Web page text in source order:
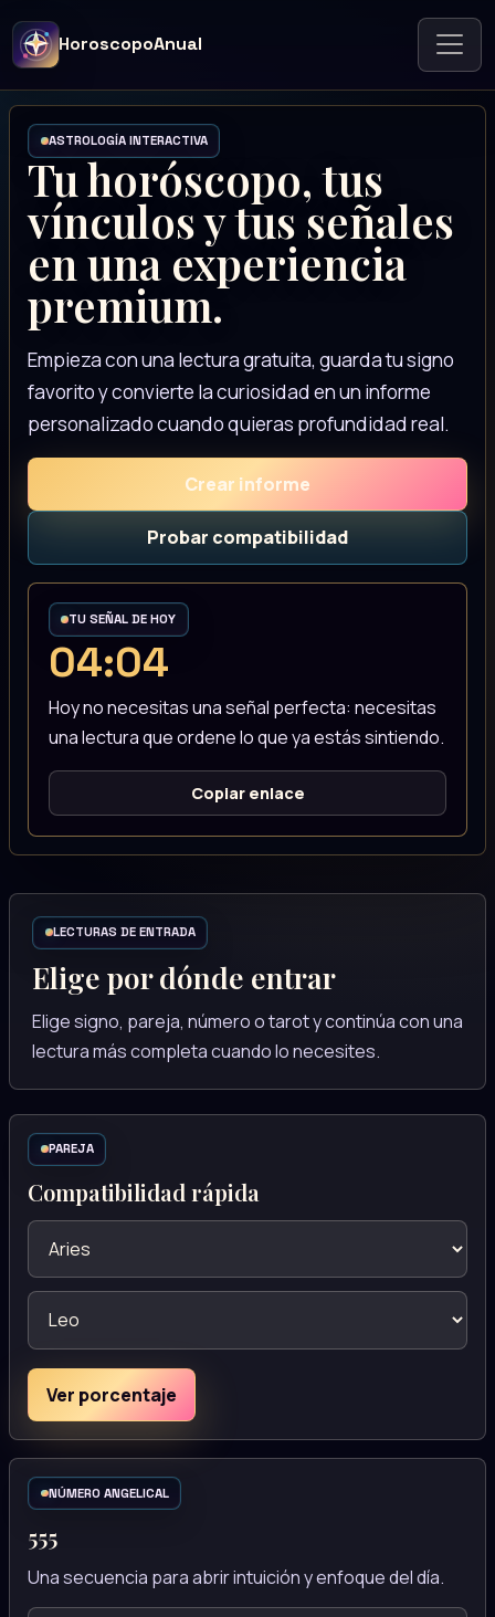
HoroscopoAnual
ASTROLOGÍA INTERACTIVA
Tu horóscopo, tus
vínculos y tus señales
en una experiencia
premium.
Empieza con una lectura gratuita, guarda tu signo
favorito y convierte la curiosidad en un informe
personalizado cuando quieras profundidad real.
Crear informe
Probar compatibilidad
TU SEÑAL DE HOY
04:04
Hoy no necesitas una señal perfecta: necesitas
una lectura que ordene lo que ya estás sintiendo.
Copiar enlace
LECTURAS DE ENTRADA
Elige por dónde entrar
Elige signo, pareja, número o tarot y continúa con una
lectura más completa cuando lo necesites.
PAREJA
Compatibilidad rápida
Ver porcentaje
NÚMERO ANGELICAL
555
Una secuencia para abrir intuición y enfoque del día.